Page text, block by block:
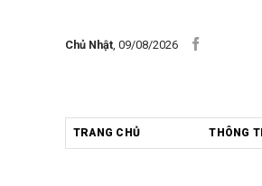
Chủ Nhật, 09/08/2026
TRANG CHỦ THÔNG